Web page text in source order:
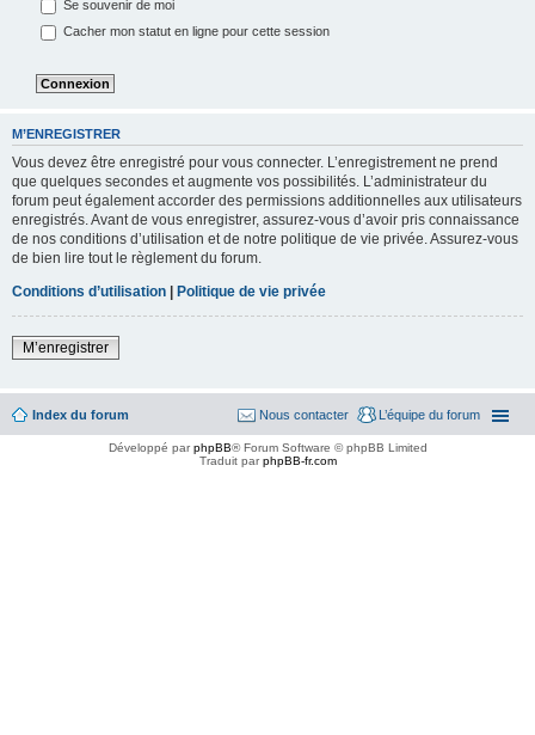
Se souvenir de moi
Cacher mon statut en ligne pour cette session
M’ENREGISTRER
Vous devez être enregistré pour vous connecter. L’enregistrement ne prend
que quelques secondes et augmente vos possibilités. L’administrateur du
forum peut également accorder des permissions additionnelles aux utilisateurs
enregistrés. Avant de vous enregistrer, assurez-vous d’avoir pris connaissance
de nos conditions d’utilisation et de notre politique de vie privée. Assurez-vous
de bien lire tout le règlement du forum.
Conditions d’utilisation | Politique de vie privée
M’enregistrer
Index du forum L’équipe du forum
Nous contacter
Développé parphpBB® Forum Software © phpBB Limited
Traduit parphpBB-fr.com